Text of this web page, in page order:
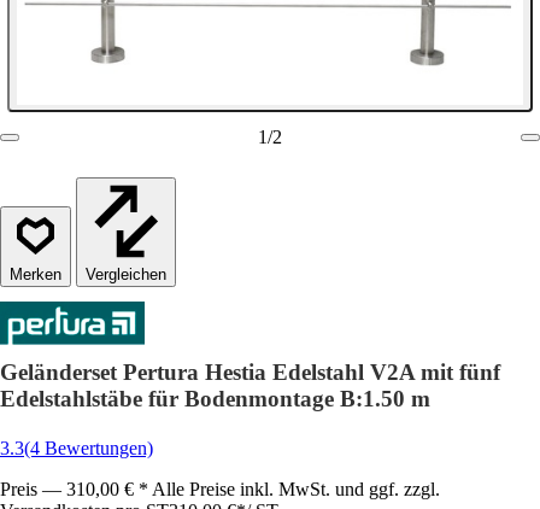
1/2
Vergleichen
Geländerset Pertura Hestia Edelstahl V2A mit fünf
Edelstahlstäbe für Bodenmontage B:1.50 m
3.3(4 Bewertungen)
Preis — 310,00 € * Alle Preise inkl. MwSt. und ggf. zzgl.